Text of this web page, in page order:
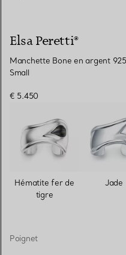
Elsa Peretti®
Manchette Bone en argent
Small
€ 5.450
Hématite fer de
tigre
Jade
Poignet